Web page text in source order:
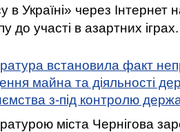
в Україні» через Інтернет
до участі в азартних іграх.
встановила факт
майна та діяльності
з-під контролю
міста Чернігова